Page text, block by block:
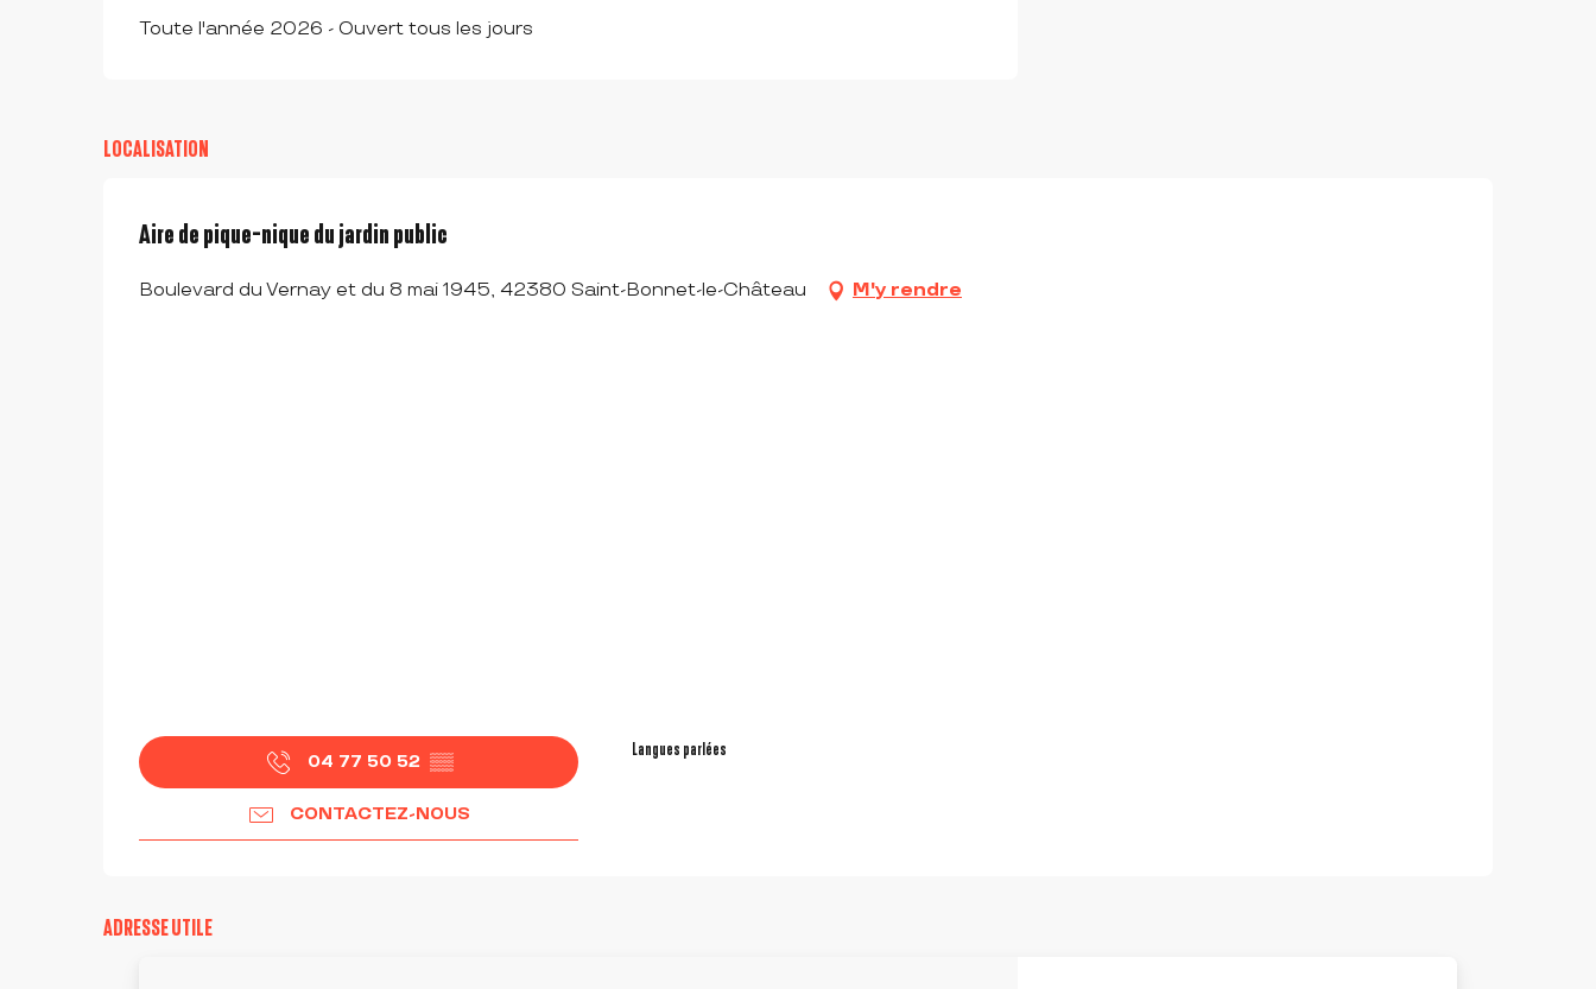
Toute l'année 2026 - Ouvert tous les jours
LOCALISATION
Aire de pique-nique du jardin public
Boulevard du Vernay et du 8 mai 1945, 42380 Saint-Bonnet-le-Château M'y rendre
04 77 50 52 ▒▒
CONTACTEZ-NOUS
Langues parlées
Langues parlées
ADRESSE UTILE